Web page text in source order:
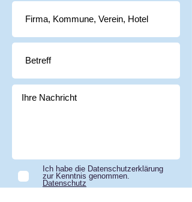
Ich habe die Datenschutzerklärung
zur Kenntnis genommen.
Datenschutz